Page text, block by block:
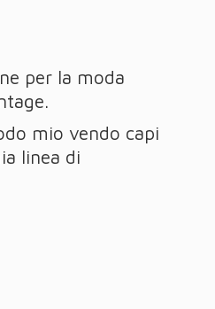
per la moda
mio vendo capi
linea di